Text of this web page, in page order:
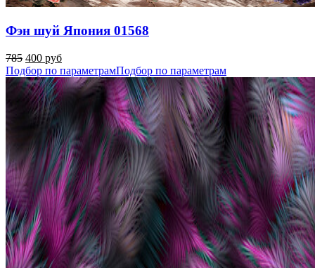
Фэн шуй Япония 01568
785 400 руб
Подбор по параметрамПодбор по параметрам